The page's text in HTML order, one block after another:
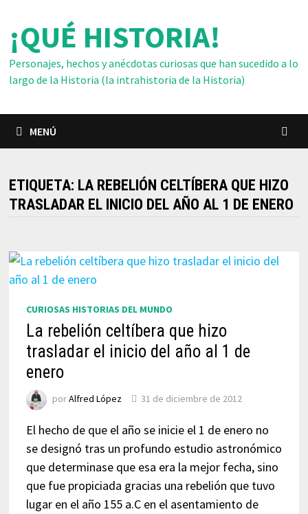
contenido
¡QUÉ HISTORIA!
Personajes, hechos y anécdotas curiosas que han sucedido a lo
largo de la Historia (la intrahistoria de la Historia)
MENÚ
ETIQUETA: LA REBELIÓN CELTÍBERA QUE HIZO
TRASLADAR EL INICIO DEL AÑO AL 1 DE ENERO
CURIOSAS HISTORIAS DEL MUNDO
La rebelión celtíbera que hizo
trasladar el inicio del año al 1 de
enero
porAlfred López 31 de diciembre de 2012
El hecho de que el año se inicie el 1 de enero no
se designó tras un profundo estudio astronómico
que determinase que esa era la mejor fecha, sino
que fue propiciada gracias una rebelión que tuvo
lugar en el año 155 a.C en el asentamiento de